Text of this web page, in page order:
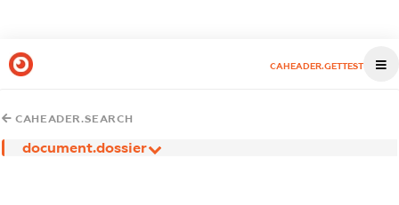
CAHEADER.GETTEST
CAHEADER.SEARCH
document.dossier